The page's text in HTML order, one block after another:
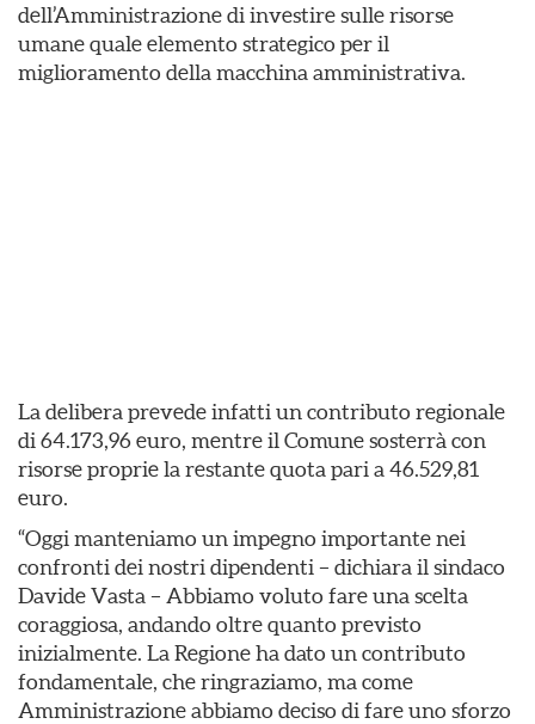
dell’Amministrazione di investire sulle risorse
umane quale elemento strategico per il
miglioramento della macchina amministrativa.
La delibera prevede infatti un contributo regionale
di 64.173,96 euro, mentre il Comune sosterrà con
risorse proprie la restante quota pari a 46.529,81
euro.
“Oggi manteniamo un impegno importante nei
confronti dei nostri dipendenti – dichiara il sindaco
Davide Vasta – Abbiamo voluto fare una scelta
coraggiosa, andando oltre quanto previsto
inizialmente. La Regione ha dato un contributo
fondamentale, che ringraziamo, ma come
Amministrazione abbiamo deciso di fare uno sforzo